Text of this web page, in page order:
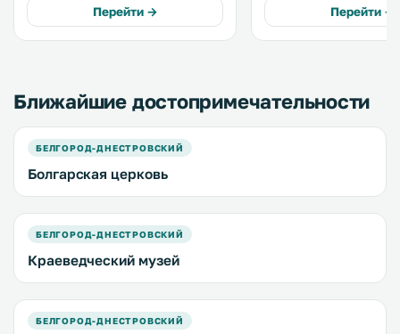
Белгород-Днестровский
центральный городской парк.
Отель находится всего в 350
Перейти →
отличается
и оборудован отличным
освещением. .
Перейти →
Ближайшие достопримечательности
БЕЛГОРОД-ДНЕСТРОВСКИЙ
Болгарская церковь
БЕЛГОРОД-ДНЕСТРОВСКИЙ
Краеведческий музей
БЕЛГОРОД-ДНЕСТРОВСКИЙ